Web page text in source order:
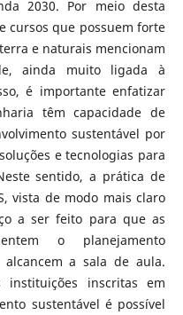
2030. Por meio desta
cursos que possuem forte
e naturais mencionam
ainda muito ligada à
é importante enfatizar
têm capacidade de
sustentável por
e tecnologias para
sentido, a prática de
vista de modo mais claro
a ser feito para que as
o planejamento
a sala de aula.
instituições inscritas em
sustentável é possível